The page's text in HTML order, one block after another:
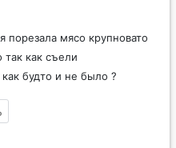
порезала мясо крупновато
как съели
как будто и не было ?